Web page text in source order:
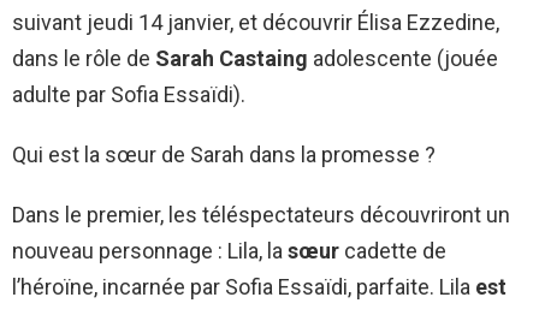
suivant jeudi 14 janvier, et découvrir Élisa Ezzedine,
dans le rôle de Sarah Castaing adolescente (jouée
adulte par Sofia Essaïdi).
Qui est la sœur de Sarah dans la promesse ?
Dans le premier, les téléspectateurs découvriront un
nouveau personnage : Lila, la sœur cadette de
l’héroïne, incarnée par Sofia Essaïdi, parfaite. Lila est